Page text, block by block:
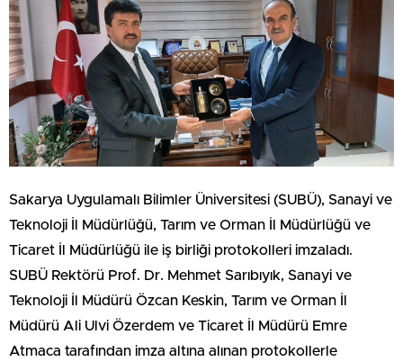
Sakarya Uygulamalı Bilimler Üniversitesi (SUBÜ), Sanayi ve
Teknoloji İl Müdürlüğü, Tarım ve Orman İl Müdürlüğü ve
Ticaret İl Müdürlüğü ile iş birliği protokolleri imzaladı.
SUBÜ Rektörü Prof. Dr. Mehmet Sarıbıyık, Sanayi ve
Teknoloji İl Müdürü Özcan Keskin, Tarım ve Orman İl
Müdürü Ali Ulvi Özerdem ve Ticaret İl Müdürü Emre
Atmaca tarafından imza altına alınan protokollerle